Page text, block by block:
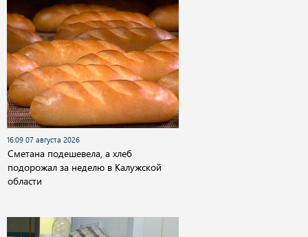
16:09 07 августа 2026
Сметана подешевела, а хлеб
подорожал за неделю в Калужской
области